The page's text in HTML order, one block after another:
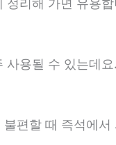
리해 가면 유용
용될 수 있는데
편할 때 즉석에